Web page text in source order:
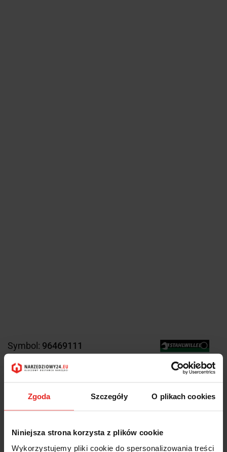
Zgoda Szczegóły O plikach cookies
Niniejsza strona korzysta z plików cookie
Wykorzystujemy pliki cookie do spersonalizowania treści
Symbol: 96469111
147.37
147.37